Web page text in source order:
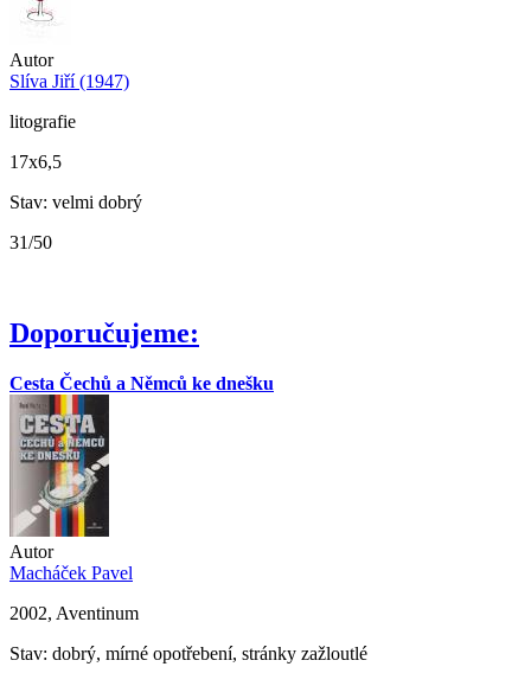
Autor
Slíva Jiří (1947)
litografie
17x6,5
Stav: velmi dobrý
31/50
Doporučujeme:
Cesta Čechů a Němců ke dnešku
Autor
Macháček Pavel
2002, Aventinum
Stav: dobrý, mírné opotřebení, stránky zažloutlé